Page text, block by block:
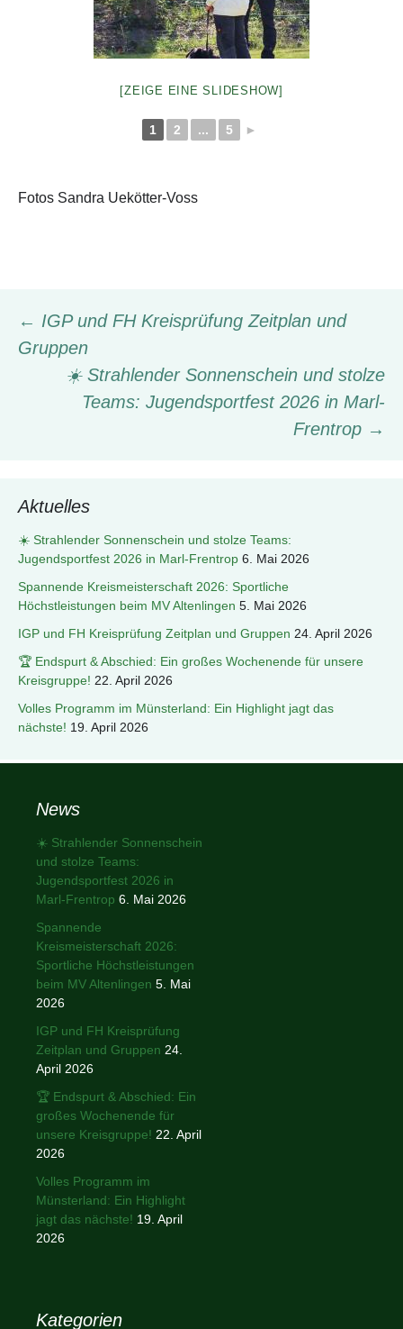
[ZEIGE EINE SLIDESHOW]
1 2 ... 5 ►
Fotos Sandra Uekötter-Voss
Beitragsnavigation
← IGP und FH Kreisprüfung Zeitplan und
Gruppen
☀️ Strahlender Sonnenschein und stolze
Teams: Jugendsportfest 2026 in Marl-
Frentrop →
Aktuelles
☀️ Strahlender Sonnenschein und stolze Teams:
Jugendsportfest 2026 in Marl-Frentrop 6. Mai 2026
Spannende Kreismeisterschaft 2026: Sportliche
Höchstleistungen beim MV Altenlingen 5. Mai 2026
IGP und FH Kreisprüfung Zeitplan und Gruppen 24. April 2026
🏆 Endspurt & Abschied: Ein großes Wochenende für unsere
Kreisgruppe! 22. April 2026
Volles Programm im Münsterland: Ein Highlight jagt das
nächste! 19. April 2026
News
☀️ Strahlender Sonnenschein
und stolze Teams:
Jugendsportfest 2026 in
Marl-Frentrop 6. Mai 2026
Spannende
Kreismeisterschaft 2026:
Sportliche Höchstleistungen
beim MV Altenlingen 5. Mai
2026
IGP und FH Kreisprüfung
Zeitplan und Gruppen 24.
April 2026
🏆 Endspurt & Abschied: Ein
großes Wochenende für
unsere Kreisgruppe! 22. April
2026
Volles Programm im
Münsterland: Ein Highlight
jagt das nächste! 19. April
2026
Kategorien